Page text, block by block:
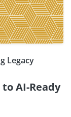
Legacy
AI-Ready